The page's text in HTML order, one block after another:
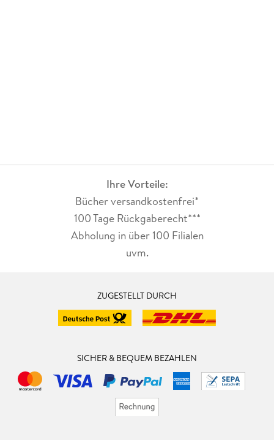
Ihre Vorteile:
Bücher versandkostenfrei*
100 Tage Rückgaberecht***
Abholung in über 100 Filialen
uvm.
ZUGESTELLT DURCH
SICHER & BEQUEM BEZAHLEN